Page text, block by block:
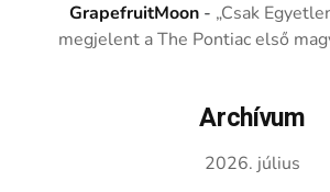
GrapefruitMoon - „Csak
megjelent a The Pontiac első
Archívum
2026. július